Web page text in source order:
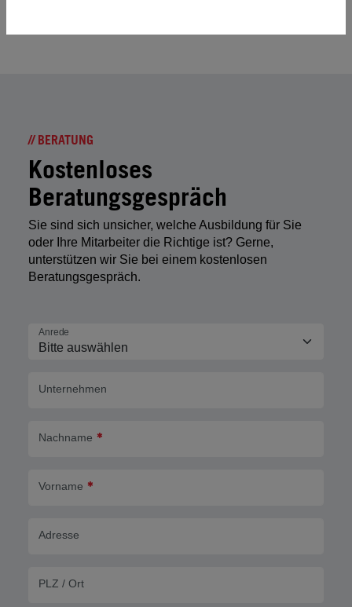
// BERATUNG
Kostenloses
Beratungsgespräch
Sie sind sich unsicher, welche Ausbildung für Sie
oder Ihre Mitarbeiter die Richtige ist? Gerne,
unterstützen wir Sie bei einem kostenlosen
Beratungsgespräch.
Anrede
Unternehmen
Nachname
Vorname
Adresse
PLZ / Ort